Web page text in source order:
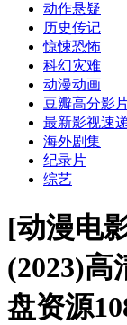
动作悬疑
历史传记
惊悚恐怖
科幻灾难
动漫动画
豆瓣高分影
最新影视速
海外剧集
纪录片
综艺
[动漫电
(2023)高
盘资源